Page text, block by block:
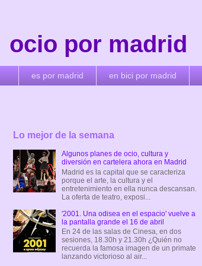
ocio por madrid
es por madrid en bici por madrid
Lo mejor de la semana
Algunos planes de ocio, cultura y
diversión en cartelera ahora en Madrid
Madrid es la capital que se caracteriza
porque el arte, la cultura y el
entretenimiento en ella nunca descansan.
La oferta de teatro, exposi...
'2001. Una odisea en el espacio' vuelve a
la pantalla grande el 16 de abril
En 24 de las salas de Cinesa, en dos
sesiones, 18.30h y 21.30h ¿Quién no
recuerda la famosa imagen de un primate
lanzando victorioso al air...